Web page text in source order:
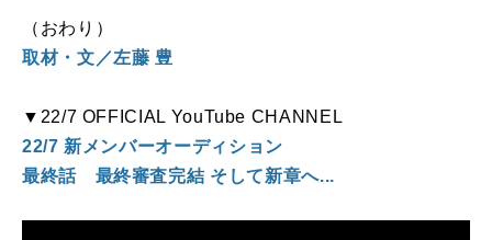
（おわり）
取材・文／左藤 豊
▼ 22/7 OFFICIAL YouTube CHANNEL
22/7 新メンバーオーディション
最終話 最終審査完結 そして新章へ...